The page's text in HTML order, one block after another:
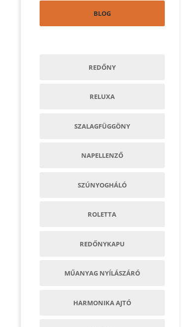
BLOG
REDŐNY
RELUXA
SZALAGFÜGGÖNY
NAPELLENZŐ
SZÚNYOGHÁLÓ
ROLETTA
REDŐNYKAPU
MŰANYAG NYÍLÁSZÁRÓ
HARMONIKA AJTÓ